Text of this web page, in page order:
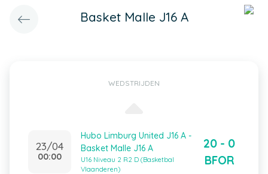
Basket Malle J16 A
WEDSTRIJDEN
23/04
00:00
Hubo Limburg United J16 A -
Basket Malle J16 A
U16 Niveau 2 R2 D (Basketbal
Vlaanderen)
20 - 0
BFOR